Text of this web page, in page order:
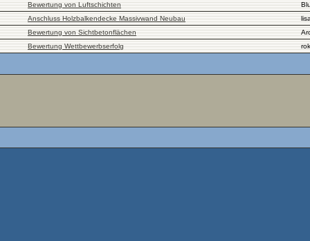
Bewertung von Luftschichten
Anschluss Holzbalkendecke Massivwand Neubau
Bewertung von Sichtbetonflächen
Bewertung Wettbewerbserfolg